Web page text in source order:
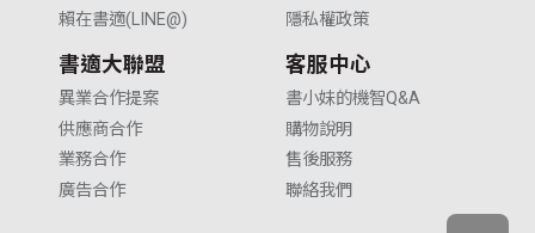
賴在書適(LINE@)
隱私權政策
書適大聯盟
異業合作提案
供應商合作
業務合作
廣告合作
客服中心
書小妹的機智Q&A
購物說明
售後服務
聯絡我們